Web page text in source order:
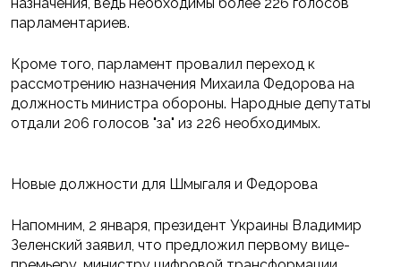
парламентариев.
Кроме того, парламент провалил переход к
рассмотрению назначения Михаила Федорова на
должность министра обороны. Народные депутаты
отдали 206 голосов "за" из 226 необходимых.
Новые должности для Шмыгаля и Федорова
Напомним, 2 января, президент Украины Владимир
Зеленский заявил, что предложил первому вице-